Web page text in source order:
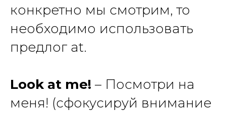
конкретно мы смотрим, то
необходимо использовать
предлог at.
Look at me! – Посмотри на
меня! (сфокусируй внимание